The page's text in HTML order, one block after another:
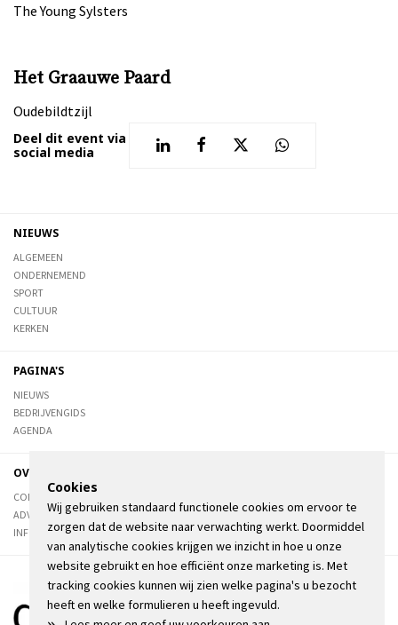
The Young Sylsters
Het Graauwe Paard
Oudebildtzijl
Deel dit event via
social media
NIEUWS
ALGEMEEN
ONDERNEMEND
SPORT
CULTUUR
KERKEN
PAGINA'S
NIEUWS
BEDRIJVENGIDS
AGENDA
OVER DE STIENSER
CONTACT
ADVERTEREN
INFORMATIE
Cookies
Wij gebruiken standaard functionele cookies om ervoor te
zorgen dat de website naar verwachting werkt. Doormiddel
van analytische cookies krijgen we inzicht in hoe u onze
website gebruikt en hoe efficiënt onze marketing is. Met
tracking cookies kunnen wij zien welke pagina's u bezocht
heeft en welke formulieren u heeft ingevuld.